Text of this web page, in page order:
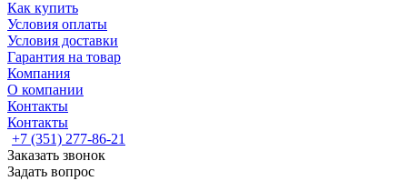
Как купить
Условия оплаты
Условия доставки
Гарантия на товар
Компания
О компании
Контакты
Контакты
+7 (351) 277-86-21
Заказать звонок
Задать вопрос